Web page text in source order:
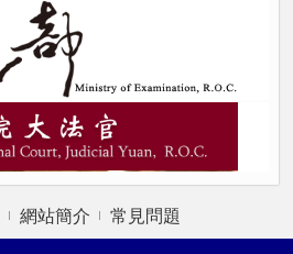
網站簡介 常見問題